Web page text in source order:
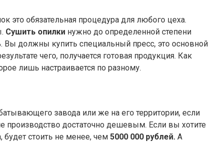
это обязательная процедура для любого цеха.
Сушить опилки нужно до определенной степени
Вы должны купить специальный пресс, это основной
чего, получается готовая продукция. Как
лишь настраивается по разному.
завода или же на его территории, если
производство достаточно дешевым. Если вы хотите
будет стоить не менее, чем 5000 000 рублей. А